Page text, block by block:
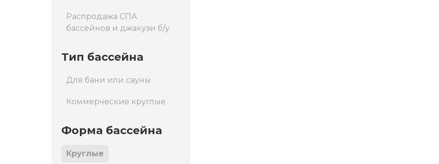
Распродажа СПА
бассейнов и джакузи б/у
Тип бассейна
Для бани или сауны
Коммерческие круглые
Форма бассейна
Круглые